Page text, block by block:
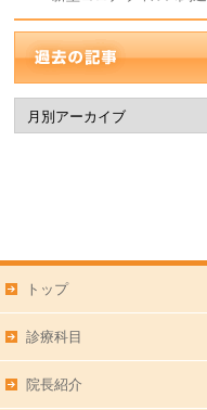
トップ
診療科目
院長紹介